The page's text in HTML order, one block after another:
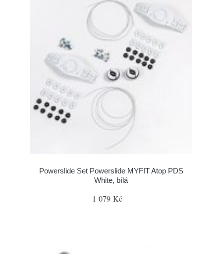
Powerslide Set Powerslide MYFIT Atop PDS
White, bílá
1 079 Kč